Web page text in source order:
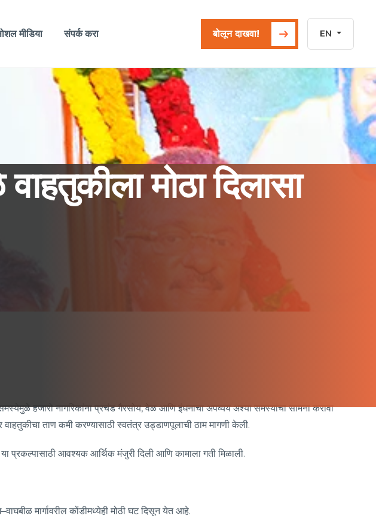
मीडिया संपर्क करा बोलून दाखवा! EN
मोठा दिलासा
हजारो नागरिकांना प्रचंड गैरसोय, वेळ आणि इंधनाचा अपव्यय अश्या समस्यांचा सामना करावा
वाहतुकीचा ताण कमी करण्यासाठी स्वतंत्र उड्डाणपूलाची ठाम मागणी केली.
प्रकल्पासाठी आवश्यक आर्थिक मंजुरी दिली आणि कामाला गती मिळाली.
मार्गावरील कोंडीमध्येही मोठी घट दिसून येत आहे.